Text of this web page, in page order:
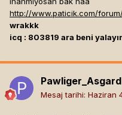
http://www.paticik.com/
wrakkk
icq : 803819 ara beni
Pawliger_Asgard
Mesaj tarihi: Haziran